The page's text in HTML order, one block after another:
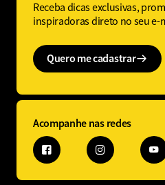
Receba dicas exclusivas,
inspiradoras direto no seu e-
Quero me cadastrar
Acompanhe nas redes